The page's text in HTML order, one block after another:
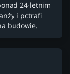
24-letnim
i potrafi
budowie.